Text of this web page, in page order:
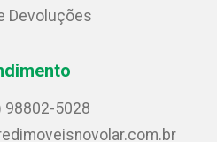
Devoluções
98802-5028